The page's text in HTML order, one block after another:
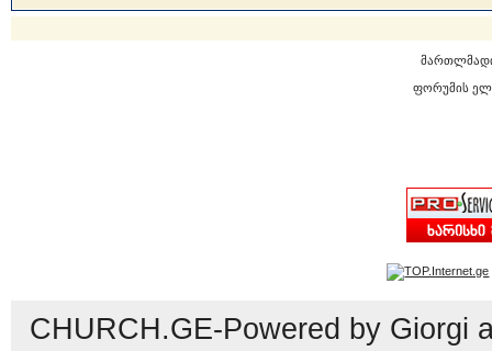
ფორუმის
CHURCH.GE-Powered by Giorgi